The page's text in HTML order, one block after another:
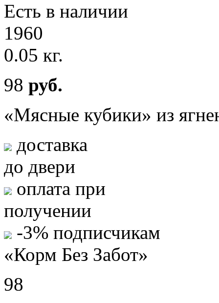
Есть в наличии
1960
0.05 кг.
98 руб.
«Мясные кубики» из
доставка
до двери
оплата при
получении
-3% подписчикам
«Корм Без Забот»
98